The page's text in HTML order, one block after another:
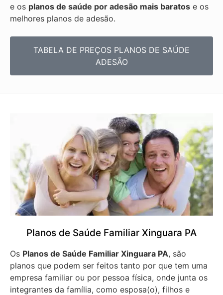
e os planos de saúde por adesão mais baratos e os
melhores planos de adesão.
TABELA DE PREÇOS PLANOS DE SAÚDE
ADESÃO
Planos de Saúde Familiar Xinguara PA
Os Planos de Saúde Familiar Xinguara PA, são
planos que podem ser feitos tanto por que tem uma
empresa familiar ou por pessoa física, onde junta os
integrantes da família, como esposa(o), filhos e